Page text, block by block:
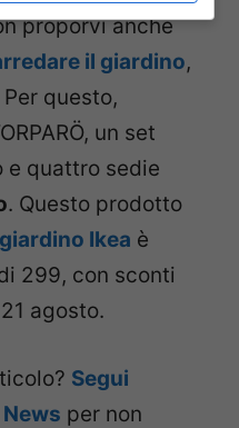
proporvi anche
il giardino,
questo,
un set
e quattro sedie
. Questo prodotto
Ikea è
299, con sconti
agosto.
Segui
per non